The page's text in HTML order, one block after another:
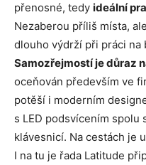
přenosné, tedy ideální
Nezaberou příliš místa,
dlouho výdrží při práci na
Samozřejmostí je důraz
oceňován především ve
potěší i moderním
s LED podsvícením
klávesnicí. Na cestách je
I na tu je řada Latitude